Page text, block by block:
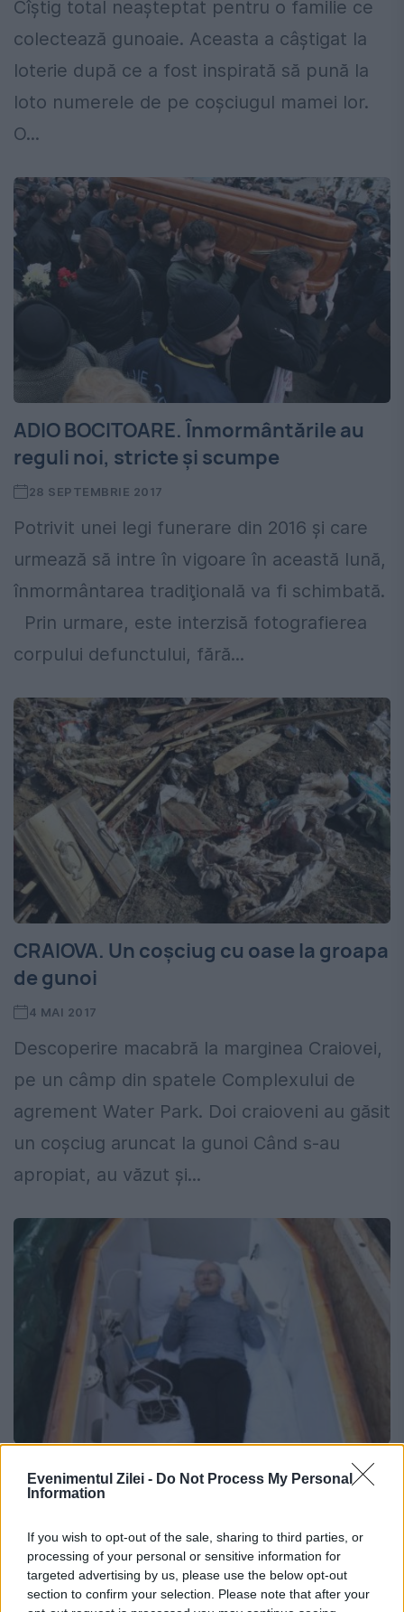
Evenimentul Zilei - Do Not Process My Personal
Information
If you wish to opt-out of the sale, sharing to third parties, or
processing of your personal or sensitive information for
targeted advertising by us, please use the below opt-out
section to confirm your selection. Please note that after your
Cîștig total neașteptat pentru o familie ce
colectează gunoaie. Aceasta a câștigat la
loterie după ce a fost inspirată să pună la
loto numerele de pe coșciugul mamei lor.
O...
ADIO BOCITOARE. Înmormântările au
reguli noi, stricte şi scumpe
28 SEPTEMBRIE 2017
Potrivit unei legi funerare din 2016 şi care
urmează să intre în vigoare în această lună,
înmormântarea tradiţională va fi schimbată.
Prin urmare, este interzisă fotografierea
corpului defunctului, fără...
CRAIOVA. Un coşciug cu oase la groapa
de gunoi
4 MAI 2017
Descoperire macabră la marginea Craiovei,
pe un câmp din spatele Complexului de
agrement Water Park. Doi craioveni au găsit
un coşciug aruncat la gunoi Când s-au
apropiat, au văzut și...
Îngropat de viu într-un coșciug cu
acces la Facebook
3 MARTIE 2017
Pentru multe persoane, gândul de a fi
îngropate de vii reprezintă un coșmar, dar